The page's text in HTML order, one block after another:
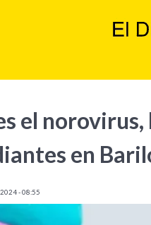
el
en
2024 - 08:55